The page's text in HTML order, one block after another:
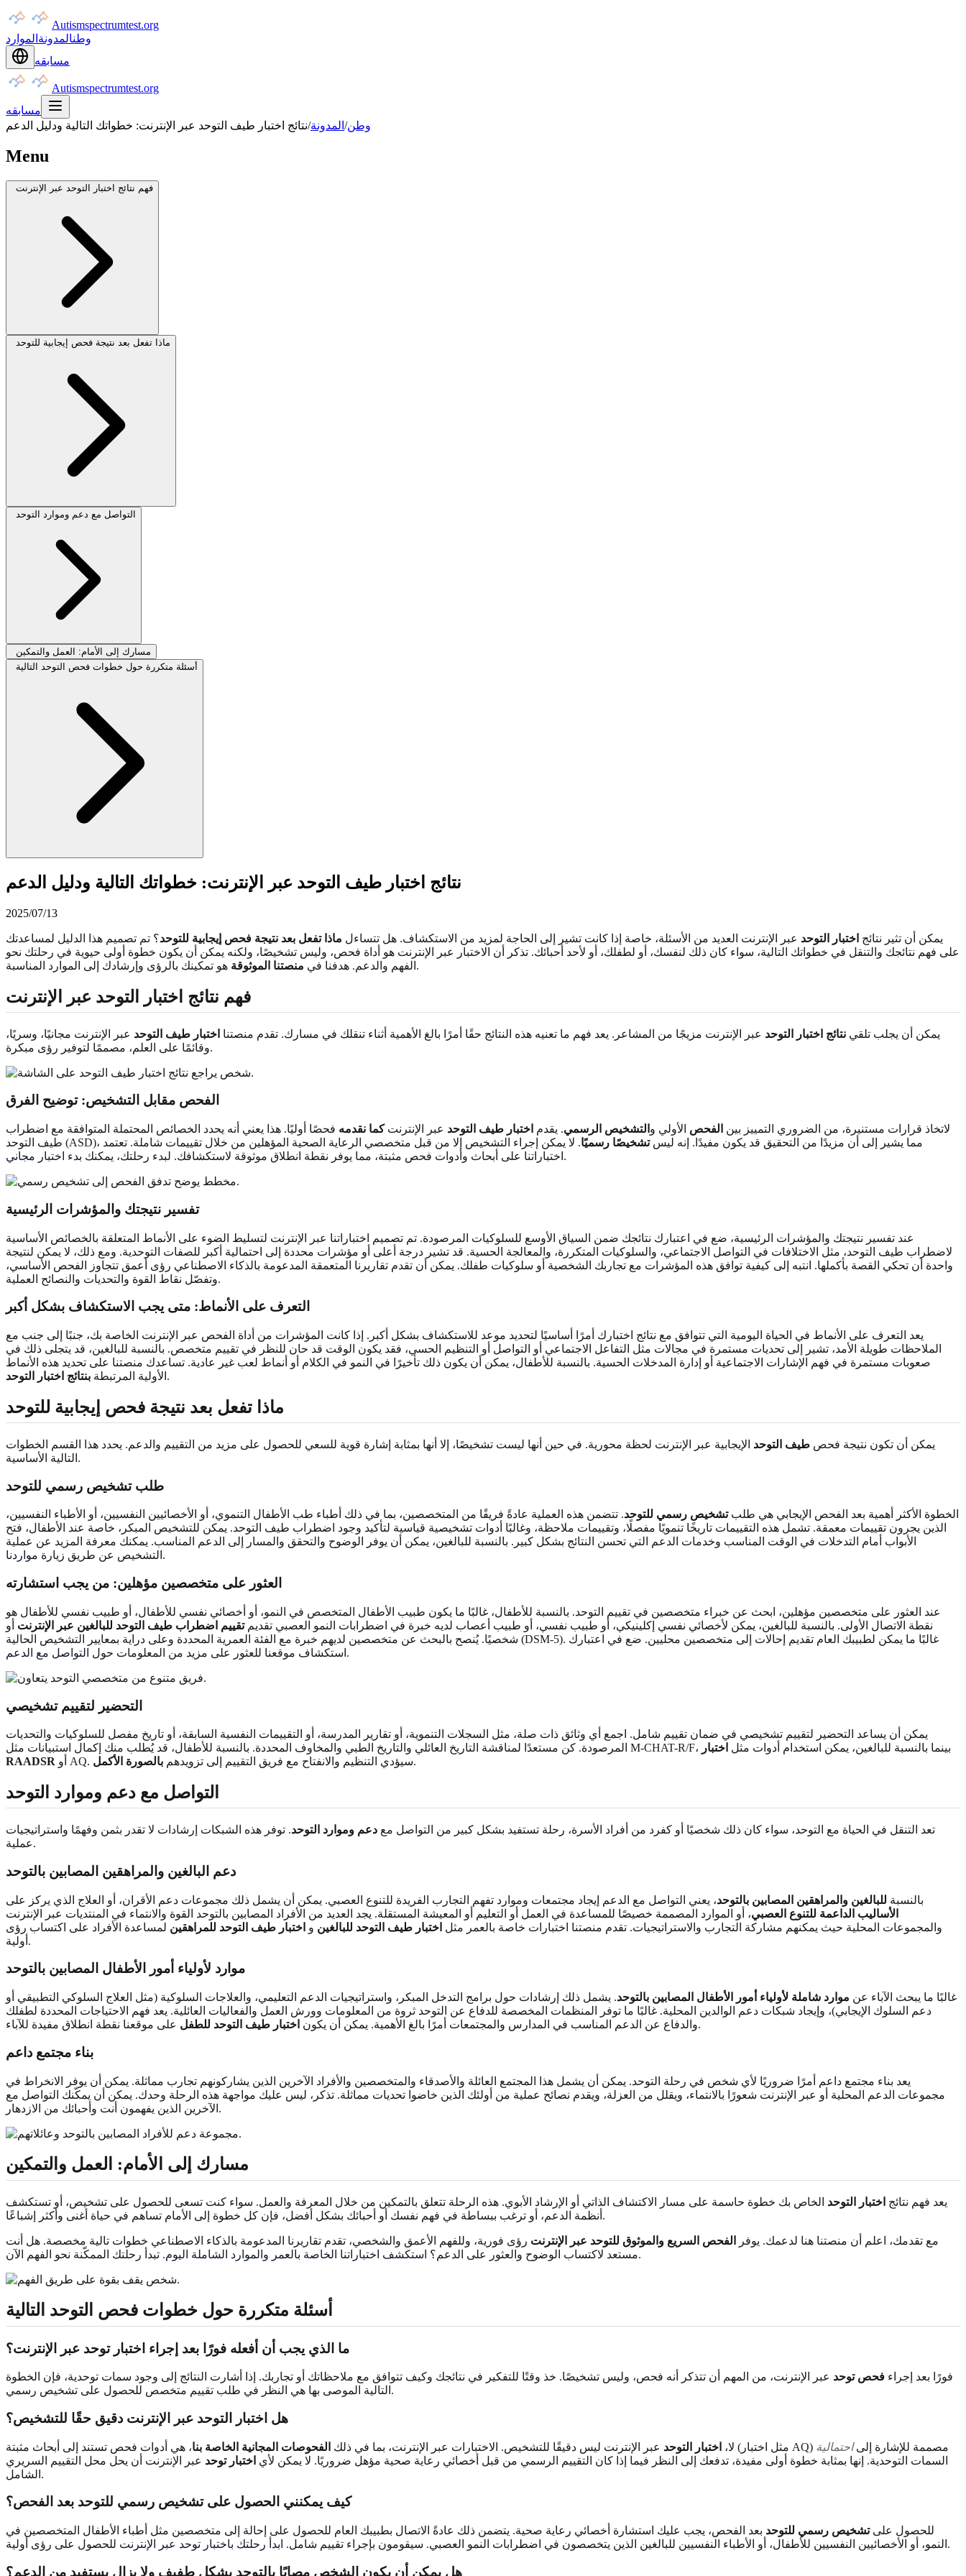
Autismspectrumtest.org
وطنالمدونة الموارد
مسابقه
Autismspectrumtest.org
مسابقه
وطن/ المدونة/نتائج اختبار طيف التوحد عبر الإنترنت: خطواتك التالية ودليل الدعم
Menu
فهم نتائج اختبار التوحد عبر الإنترنت
ماذا تفعل بعد نتيجة فحص إيجابية للتوحد
التواصل مع دعم وموارد التوحد
مسارك إلى الأمام: العمل والتمكين
أسئلة متكررة حول خطوات فحص التوحد التالية
نتائج اختبار طيف التوحد عبر الإنترنت: خطواتك التالية ودليل الدعم
2025/07/13
يمكن أن تثير نتائج اختبار التوحد عبر الإنترنت العديد من الأسئلة، خاصة إذا كانت تشير إلى الحاجة لمزيد من الاستكشاف. هل تتساءل ماذا تفعل بعد نتيجة فحص إيجابية للتوحد؟ تم تصميم هذا الدليل لمساعدتك
على فهم نتائجك والتنقل في خطواتك التالية، سواء كان ذلك لنفسك، أو لطفلك، أو لأحد أحبائك. تذكر أن الاختبار عبر الإنترنت هو أداة فحص، وليس تشخيصًا، ولكنه يمكن أن يكون خطوة أولى حيوية في رحلتك نحو
الفهم والدعم. هدفنا في منصتنا الموثوقة هو تمكينك بالرؤى وإرشادك إلى الموارد المناسبة.
فهم نتائج اختبار التوحد عبر الإنترنت
يمكن أن يجلب تلقي نتائج اختبار التوحد عبر الإنترنت مزيجًا من المشاعر. يعد فهم ما تعنيه هذه النتائج حقًا أمرًا بالغ الأهمية أثناء تنقلك في مسارك. تقدم منصتنا اختبار طيف التوحد عبر الإنترنت مجانيًا، وسريًا،
وقائمًا على العلم، مصممًا لتوفير رؤى مبكرة.
الفحص مقابل التشخيص: توضيح الفرق
لاتخاذ قرارات مستنيرة، من الضروري التمييز بين الفحص الأولي و التشخيص الرسمي. يقدم اختبار طيف التوحد عبر الإنترنتكما نقدمه فحصًا أوليًا. هذا يعني أنه يحدد الخصائص المحتملة المتوافقة مع اضطراب
طيف التوحد (ASD)، مما يشير إلى أن مزيدًا من التحقيق قد يكون مفيدًا. إنه ليستشخيصًا رسميًا. لا يمكن إجراء التشخيص إلا من قبل متخصصي الرعاية الصحية المؤهلين من خلال تقييمات شاملة. تعتمد
اختباراتنا على أبحاث وأدوات فحص مثبتة، مما يوفر نقطة انطلاق موثوقة لاستكشافك. لبدء رحلتك، يمكنك بدء اختبار مجاني .
تفسير نتيجتك والمؤشرات الرئيسية
عند تفسير نتيجتك والمؤشرات الرئيسية، ضع في اعتبارك نتائجك ضمن السياق الأوسع للسلوكيات المرصودة. تم تصميم اختباراتنا عبر الإنترنت لتسليط الضوء على الأنماط المتعلقة بالخصائص الأساسية
لاضطراب طيف التوحد، مثل الاختلافات في التواصل الاجتماعي، والسلوكيات المتكررة، والمعالجة الحسية. قد تشير درجة أعلى أو مؤشرات محددة إلى احتمالية أكبر للصفات التوحدية. ومع ذلك، لا يمكن لنتيجة
واحدة أن تحكي القصة بأكملها. انتبه إلى كيفية توافق هذه المؤشرات مع تجاربك الشخصية أو سلوكيات طفلك. يمكن أن تقدم تقاريرنا المتعمقة المدعومة بالذكاء الاصطناعي رؤى أعمق تتجاوز الفحص الأساسي،
وتفصّل نقاط القوة والتحديات والنصائح العملية.
التعرف على الأنماط: متى يجب الاستكشاف بشكل أكبر
يعد التعرف على الأنماط في الحياة اليومية التي تتوافق مع نتائج اختبارك أمرًا أساسيًا لتحديد موعد للاستكشاف بشكل أكبر. إذا كانت المؤشرات من أداة الفحص عبر الإنترنت الخاصة بك، جنبًا إلى جنب مع
الملاحظات طويلة الأمد، تشير إلى تحديات مستمرة في مجالات مثل التفاعل الاجتماعي أو التواصل أو التنظيم الحسي، فقد يكون الوقت قد حان للنظر في تقييم متخصص. بالنسبة للبالغين، قد يتجلى ذلك في
صعوبات مستمرة في فهم الإشارات الاجتماعية أو إدارة المدخلات الحسية. بالنسبة للأطفال، يمكن أن يكون ذلك تأخيرًا في النمو في الكلام أو أنماط لعب غير عادية. تساعدك منصتنا على تحديد هذه الأنماط
الأولية المرتبطة بنتائج اختبار التوحد .
ماذا تفعل بعد نتيجة فحص إيجابية للتوحد
يمكن أن تكون نتيجة فحص طيف التوحد الإيجابية عبر الإنترنت لحظة محورية. في حين أنها ليست تشخيصًا، إلا أنها بمثابة إشارة قوية للسعي للحصول على مزيد من التقييم والدعم. يحدد هذا القسم الخطوات
التالية الأساسية.
طلب تشخيص رسمي للتوحد
الخطوة الأكثر أهمية بعد الفحص الإيجابي هي طلبتشخيص رسمي للتوحد. تتضمن هذه العملية عادةً فريقًا من المتخصصين، بما في ذلك أطباء طب الأطفال التنموي، أو الأخصائيين النفسيين، أو الأطباء النفسيين،
الذين يجرون تقييمات معمقة. تشمل هذه التقييمات تاريخًا تنمويًا مفصلًا، وتقييمات ملاحظة، وغالبًا أدوات تشخيصية قياسية لتأكيد وجود اضطراب طيف التوحد. يمكن للتشخيص المبكر، خاصة عند الأطفال، فتح
الأبواب أمام التدخلات في الوقت المناسب وخدمات الدعم التي تحسن النتائج بشكل كبير. بالنسبة للبالغين، يمكن أن يوفر الوضوح والتحقق والمسار إلى الدعم المناسب. يمكنك معرفة المزيد عن عملية
التشخيص عن طريق زيارة مواردنا .
العثور على متخصصين مؤهلين: من يجب استشارته
عند العثور على متخصصين مؤهلين، ابحث عن خبراء متخصصين في تقييم التوحد. بالنسبة للأطفال، غالبًا ما يكون طبيب الأطفال المتخصص في النمو، أو أخصائي نفسي للأطفال، أو طبيب نفسي للأطفال هو
نقطة الاتصال الأولى. بالنسبة للبالغين، يمكن لأخصائي نفسي إكلينيكي، أو طبيب نفسي، أو طبيب أعصاب لديه خبرة في اضطرابات النمو العصبي تقديمتقييم اضطراب طيف التوحد للبالغين عبر الإنترنت أو
شخصيًا. يُنصح بالبحث عن متخصصين لديهم خبرة مع الفئة العمرية المحددة وعلى دراية بمعايير التشخيص الحالية (DSM-5). غالبًا ما يمكن لطبيبك العام تقديم إحالات إلى متخصصين محليين. ضع في اعتبارك
استكشاف موقعنا للعثور على مزيد من المعلومات حول التواصل مع الدعم .
التحضير لتقييم تشخيصي
يمكن أن يساعد التحضير لتقييم تشخيصي في ضمان تقييم شامل. اجمع أي وثائق ذات صلة، مثل السجلات التنموية، أو تقارير المدرسة، أو التقييمات النفسية السابقة، أو تاريخ مفصل للسلوكيات والتحديات
المرصودة. كن مستعدًا لمناقشة التاريخ العائلي والتاريخ الطبي والمخاوف المحددة. بالنسبة للأطفال، قد يُطلب منك إكمال استبيانات مثل M-CHAT-R/F، بينما بالنسبة للبالغين، يمكن استخدام أدوات مثل اختبار
RAADSR
أو AQ. سيؤدي التنظيم والانفتاح مع فريق التقييم إلى تزويدهم بالصورة الأكمل .
التواصل مع دعم وموارد التوحد
تعد التنقل في الحياة مع التوحد، سواء كان ذلك شخصيًا أو كفرد من أفراد الأسرة، رحلة تستفيد بشكل كبير من التواصل مع دعم وموارد التوحد. توفر هذه الشبكات إرشادات لا تقدر بثمن وفهمًا واستراتيجيات
عملية.
دعم البالغين والمراهقين المصابين بالتوحد
بالنسبة للبالغين والمراهقين المصابين بالتوحد، يعني التواصل مع الدعم إيجاد مجتمعات وموارد تفهم التجارب الفريدة للتنوع العصبي. يمكن أن يشمل ذلك مجموعات دعم الأقران، أو العلاج الذي يركز على
الأساليب الداعمة للتنوع العصبي، أو الموارد المصممة خصيصًا للمساعدة في العمل أو التعليم أو المعيشة المستقلة. يجد العديد من الأفراد المصابين بالتوحد القوة والانتماء في المنتديات عبر الإنترنت
والمجموعات المحلية حيث يمكنهم مشاركة التجارب والاستراتيجيات. تقدم منصتنا اختبارات خاصة بالعمر مثل اختبار طيف التوحد للبالغين و اختبار طيف التوحد للمراهقين لمساعدة الأفراد على اكتساب رؤى
أولية.
موارد لأولياء أمور الأطفال المصابين بالتوحد
غالبًا ما يبحث الآباء عن موارد شاملة لأولياء أمور الأطفال المصابين بالتوحد. يشمل ذلك إرشادات حول برامج التدخل المبكر، واستراتيجيات الدعم التعليمي، والعلاجات السلوكية (مثل العلاج السلوكي التطبيقي أو
دعم السلوك الإيجابي)، وإيجاد شبكات دعم الوالدين المحلية. غالبًا ما توفر المنظمات المخصصة للدفاع عن التوحد ثروة من المعلومات وورش العمل والفعاليات العائلية. يعد فهم الاحتياجات المحددة لطفلك
والدفاع عن الدعم المناسب في المدارس والمجتمعات أمرًا بالغ الأهمية. يمكن أن يكون اختبار طيف التوحد للطفل على موقعنا نقطة انطلاق مفيدة للآباء.
بناء مجتمع داعم
يعد بناء مجتمع داعم أمرًا ضروريًا لأي شخص في رحلة التوحد. يمكن أن يشمل هذا المجتمع العائلة والأصدقاء والمتخصصين والأفراد الآخرين الذين يشاركونهم تجارب مماثلة. يمكن أن يوفر الانخراط في
مجموعات الدعم المحلية أو عبر الإنترنت شعورًا بالانتماء، ويقلل من العزلة، ويقدم نصائح عملية من أولئك الذين خاضوا تحديات مماثلة. تذكر، ليس عليك مواجهة هذه الرحلة وحدك. يمكن أن يمكّنك التواصل مع
الآخرين الذين يفهمون أنت وأحبائك من الازدهار.
مسارك إلى الأمام: العمل والتمكين
يعد فهم نتائج اختبار التوحد الخاص بك خطوة حاسمة على مسار الاكتشاف الذاتي أو الإرشاد الأبوي. هذه الرحلة تتعلق بالتمكين من خلال المعرفة والعمل. سواء كنت تسعى للحصول على تشخيص، أو تستكشف
أنظمة الدعم، أو ترغب ببساطة في فهم نفسك أو أحبائك بشكل أفضل، فإن كل خطوة إلى الأمام تساهم في حياة أغنى وأكثر إشباعًا.
مع تقدمك، اعلم أن منصتنا هنا لدعمك. يوفر الفحص السريع والموثوق للتوحد عبر الإنترنت رؤى فورية، وللفهم الأعمق والشخصي، تقدم تقاريرنا المدعومة بالذكاء الاصطناعي خطوات تالية مخصصة. هل أنت
مستعد لاكتساب الوضوح والعثور على الدعم؟ استكشف اختباراتنا الخاصة بالعمر والموارد الشاملة اليوم . تبدأ رحلتك الممكّنة نحو الفهم الآن.
أسئلة متكررة حول خطوات فحص التوحد التالية
ما الذي يجب أن أفعله فورًا بعد إجراء اختبار توحد عبر الإنترنت؟
فورًا بعد إجراء فحص توحد عبر الإنترنت، من المهم أن تتذكر أنه فحص، وليس تشخيصًا. خذ وقتًا للتفكير في نتائجك وكيف تتوافق مع ملاحظاتك أو تجاربك. إذا أشارت النتائج إلى وجود سمات توحدية، فإن الخطوة
التالية الموصى بها هي النظر في طلب تقييم متخصص للحصول على تشخيص رسمي.
هل اختبار التوحد عبر الإنترنت دقيق حقًا للتشخيص؟
لا، اختبار التوحد عبر الإنترنت ليس دقيقًا للتشخيص. الاختبارات عبر الإنترنت، بما في ذلك الفحوصات المجانية الخاصة بنا ، هي أدوات فحص تستند إلى أبحاث مثبتة (مثل اختبار AQ) مصممة للإشارة إلىاحتمالية
السمات التوحدية. إنها بمثابة خطوة أولى مفيدة، تدفعك إلى النظر فيما إذا كان التقييم الرسمي من قبل أخصائي رعاية صحية مؤهل ضروريًا. لا يمكن لأي اختبار توحد عبر الإنترنت أن يحل محل التقييم السريري
الشامل.
كيف يمكنني الحصول علىتشخيص رسمي للتوحد بعد الفحص؟
للحصول علىتشخيص رسمي للتوحد بعد الفحص، يجب عليك استشارة أخصائي رعاية صحية. يتضمن ذلك عادةً الاتصال بطبيبك العام للحصول على إحالة إلى متخصصين مثل أطباء الأطفال المتخصصين في
النمو، أو الأخصائيين النفسيين للأطفال، أو الأطباء النفسيين للبالغين الذين يتخصصون في اضطرابات النمو العصبي. سيقومون بإجراء تقييم شامل. ابدأ رحلتك باختبار توحد عبر الإنترنت للحصول على رؤى أولية.
هل يمكن أن يكون الشخص مصابًا بالتوحد بشكل طفيف ولا يزال يستفيد من الدعم؟